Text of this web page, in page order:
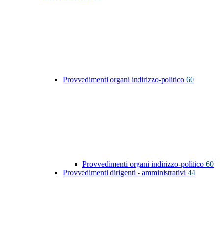
Provvedimenti organi indirizzo-politico 60
Provvedimenti organi indirizzo-politico 60
Provvedimenti dirigenti - amministrativi 44